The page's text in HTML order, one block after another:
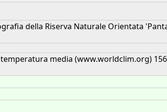
della Riserva Naturale Orientata
media (www.worldclim.org)